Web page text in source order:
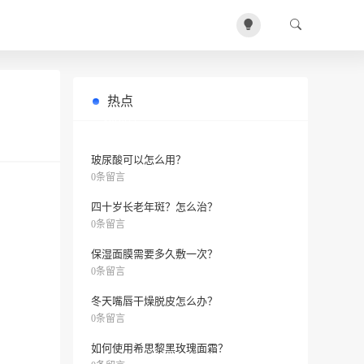
热点
玻尿酸可以怎么用？
0条留言
四十岁长老年斑？怎么治？
0条留言
保湿面膜需要多久敷一次？
0条留言
冬天嘴唇干燥脱皮怎么办？
0条留言
如何使用希思黎黑玫瑰面霜？